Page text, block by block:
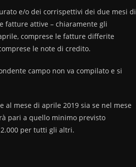
e/o dei corrispettivi dei due mesi di
fatture attive – chiaramente gli
comprese le fatture differite
le note di credito.
campo non va compilato e si
al mese di aprile 2019 sia se nel mese
pari a quello minimo previsto
2.000 per tutti gli altri.